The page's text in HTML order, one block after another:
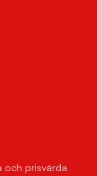
och prisvärda